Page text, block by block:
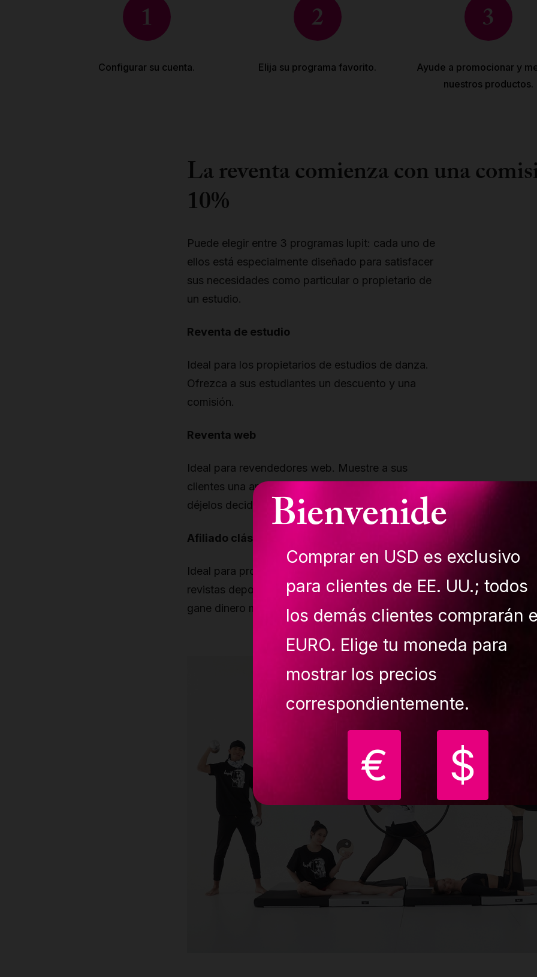
Bienvenide
Comprar en USD es exclusivo
para clientes de EE. UU.; todos
los demás clientes comprarán
EURO. Elige tu moneda para
mostrar los precios
correspondientemente.
€ $
1
Configurar su cuenta.
2
Elija su programa favorito.
3
Ayude a promocionar y
nuestros productos.
La reventa comienza con una
10%
Puede elegir entre 3 programas lupit: cada uno de
ellos está especialmente diseñado para satisfacer
sus necesidades como particular o propietario de
un estudio.
Reventa de estudio
Ideal para los propietarios de estudios de danza.
Ofrezca a sus estudiantes un descuento y una
comisión.
Reventa web
Ideal para revendedores web. Muestre a sus
clientes una amplia gama de productos diferentes y
déjelos decidir sobre la marca.
Afiliado clásico
Ideal para propietarios de sitios web, blogs o
revistas deportivas. Elija entre diferentes banners y
gane dinero mientras duerme.